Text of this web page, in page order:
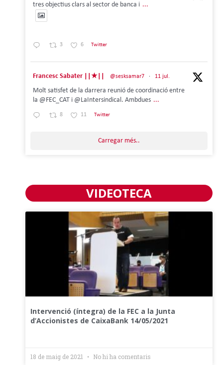
tres objectius clars al sector de banca i ...
3 6 Twitter
Francesc Sabater ||★|| @sesksamar7 · 11 jul.
Molt satisfet de la darrera reunió de coordinació entre
la @FEC_CAT i @LaIntersindical. Ambdues ...
8 11 Twitter
Carregar més..
VIDEOTECA
Intervenció (íntegra) de la FEC a la Junta
d’Accionistes de CaixaBank 14/05/2021
18 de maig de 2021 No hi ha comentaris